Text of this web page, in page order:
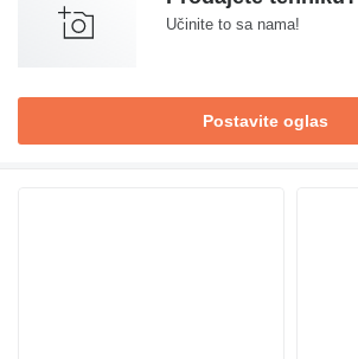
Učinite to sa nama!
Postavite oglas